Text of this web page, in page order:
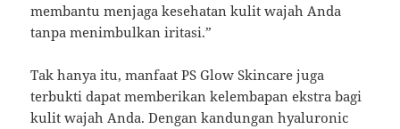
membantu menjaga kesehatan kulit wajah Anda
tanpa menimbulkan iritasi.”
Tak hanya itu, manfaat PS Glow Skincare juga
terbukti dapat memberikan kelembapan ekstra bagi
kulit wajah Anda. Dengan kandungan hyaluronic